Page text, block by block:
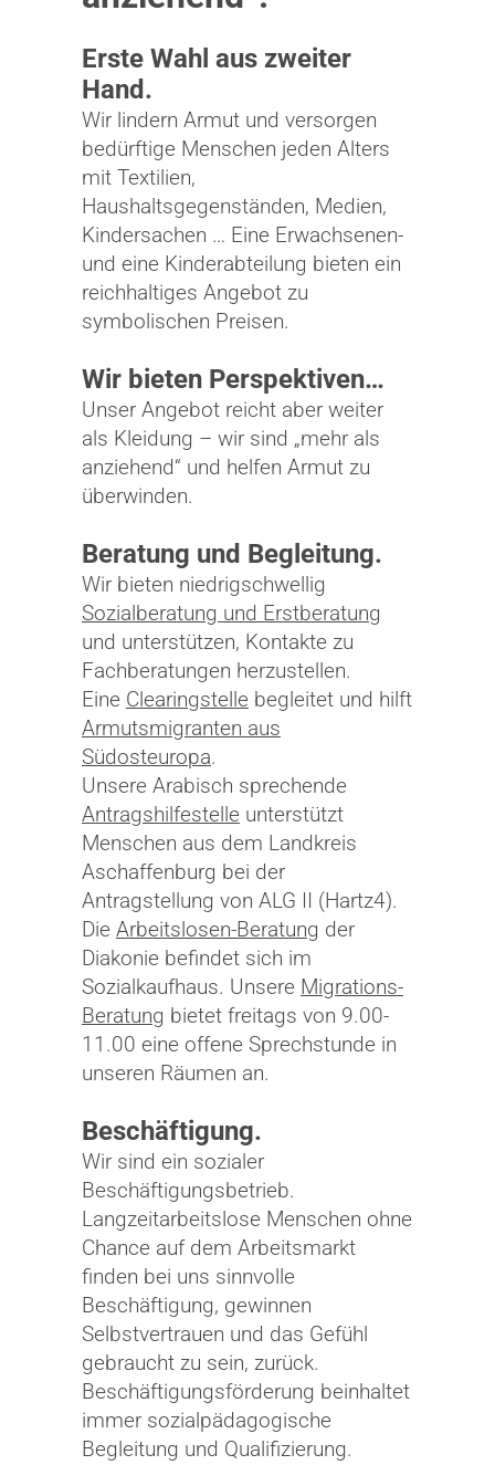
Erste Wahl aus zweiter
Hand.
Wir lindern Armut und versorgen
bedürftige Menschen jeden Alters
mit Textilien,
Haushaltsgegenständen, Medien,
Kindersachen … Eine Erwachsenen-
und eine Kinderabteilung bieten ein
reichhaltiges Angebot zu
symbolischen Preisen.
Wir bieten Perspektiven…
Unser Angebot reicht aber weiter
als Kleidung – wir sind „mehr als
anziehend“ und helfen Armut zu
überwinden.
Beratung und Begleitung.
Wir bieten niedrigschwellig
Sozialberatung und Erstberatung
und unterstützen, Kontakte zu
Fachberatungen herzustellen.
Eine Clearingstelle begleitet und hilft
Armutsmigranten aus
Südosteuropa.
Unsere Arabisch sprechende
Antragshilfestelle unterstützt
Menschen aus dem Landkreis
Aschaffenburg bei der
Antragstellung von ALG II (Hartz4).
Die Arbeitslosen-Beratung der
Diakonie befindet sich im
Sozialkaufhaus. Unsere Migrations-
Beratung bietet freitags von 9.00-
11.00 eine offene Sprechstunde in
unseren Räumen an.
Beschäftigung.
Wir sind ein sozialer
Beschäftigungsbetrieb.
Langzeitarbeitslose Menschen ohne
Chance auf dem Arbeitsmarkt
finden bei uns sinnvolle
Beschäftigung, gewinnen
Selbstvertrauen und das Gefühl
gebraucht zu sein, zurück.
Beschäftigungsförderung beinhaltet
immer sozialpädagogische
Begleitung und Qualifizierung.